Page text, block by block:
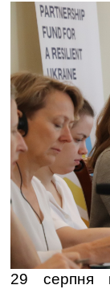
29 серпня